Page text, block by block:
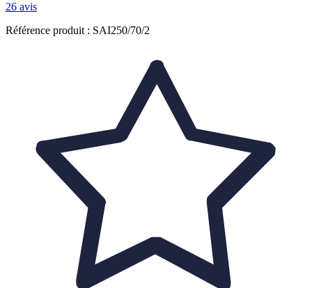
26 avis
Référence produit : SAI250/70/2